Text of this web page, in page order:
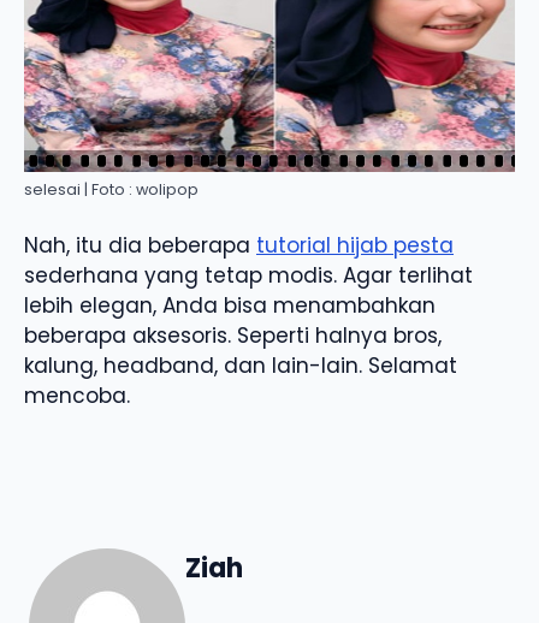
selesai | Foto : wolipop
Nah, itu dia beberapa tutorial hijab pesta
sederhana yang tetap modis. Agar terlihat
lebih elegan, Anda bisa menambahkan
beberapa aksesoris. Seperti halnya bros,
kalung, headband, dan lain-lain. Selamat
mencoba.
Ziah